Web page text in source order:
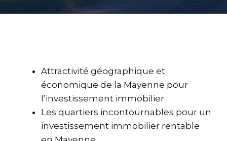
Attractivité géographique et
économique de la Mayenne pour
l’investissement immobilier
Les quartiers incontournables pour un
investissement immobilier rentable